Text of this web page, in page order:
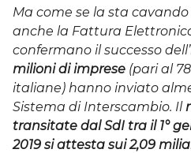
Ma come se la sta
anche la Fattura
confermano il successo
milioni di imprese (pari al
italiane) hanno inviato
Sistema di Interscambio. Il
transitate dal SdI tra il 1°
2019 si attesta sui 2,09